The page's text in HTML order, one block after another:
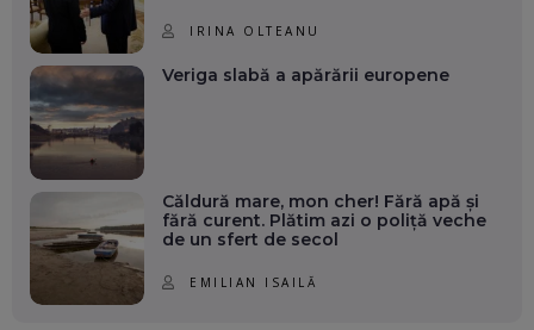
IRINA OLTEANU
Veriga slabă a apărării europene
Căldură mare, mon cher! Fără apă și
fără curent. Plătim azi o poliță veche
de un sfert de secol
EMILIAN ISAILĂ